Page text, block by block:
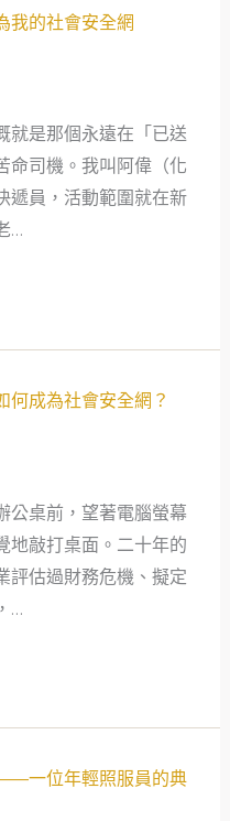
我的社會安全網
就是那個永遠在「已送
命司機。我叫阿偉（化
遞員，活動範圍就在新
…
何成為社會安全網？
公桌前，望著電腦螢幕
地敲打桌面。二十年的
評估過財務危機、擬定
…
一位年輕照服員的典